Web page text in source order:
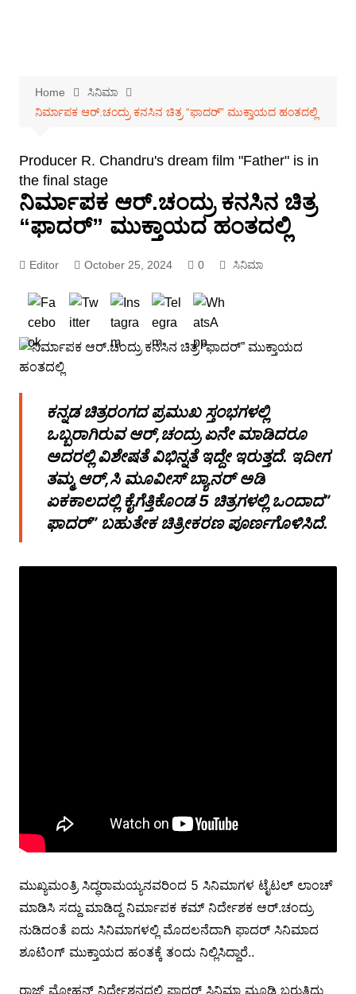
Home
ಸಿನಿಮಾ
ನಿರ್ಮಾಪಕ ಆರ್.ಚಂದ್ರು ಕನಸಿನ ಚಿತ್ರ “ಫಾದರ್” ಮುಕ್ತಾಯದ ಹಂತದಲ್ಲಿ
Producer R. Chandru's dream film "Father" is in
the final stage
ನಿರ್ಮಾಪಕ ಆರ್.ಚಂದ್ರು ಕನಸಿನ ಚಿತ್ರ
“ಫಾದರ್” ಮುಕ್ತಾಯದ ಹಂತದಲ್ಲಿ
Editor October 25, 2024 0 ಸಿನಿಮಾ
ಕನ್ನಡ ಚಿತ್ರರಂಗದ ಪ್ರಮುಖ ಸ್ತಂಭಗಳಲ್ಲಿ
ಒಬ್ಬರಾಗಿರುವ ಆರ್,ಚಂದ್ರು ಏನೇ ಮಾಡಿದರೂ
ಅದರಲ್ಲಿ ವಿಶೇಷತೆ ವಿಭಿನ್ನತೆ ಇದ್ದೇ ಇರುತ್ತದೆ. ಇದೀಗ
ತಮ್ಮ ಆರ್,ಸಿ ಮೂವೀಸ್ ಬ್ಯಾನರ್ ಅಡಿ
ಏಕಕಾಲದಲ್ಲಿ ಕೈಗೆತ್ತಿಕೊಂಡ 5 ಚಿತ್ರಗಳಲ್ಲಿ ಒಂದಾದ”
ಫಾದರ್” ಬಹುತೇಕ ಚಿತ್ರೀಕರಣ ಪೂರ್ಣಗೊಳಿಸಿದೆ.
ಮುಖ್ಯಮಂತ್ರಿ ಸಿದ್ಧರಾಮಯ್ಯನವರಿಂದ 5 ಸಿನಿಮಾಗಳ ಟೈಟಲ್ ಲಾಂಚ್
ಮಾಡಿಸಿ ಸದ್ದು ಮಾಡಿದ್ದ ನಿರ್ಮಾಪಕ ಕಮ್ ನಿರ್ದೇಶಕ ಆರ್.ಚಂದ್ರು
ನುಡಿದಂತೆ ಐದು ಸಿನಿಮಾಗಳಲ್ಲಿ ಮೊದಲನೆದಾಗಿ ಫಾದರ್ ಸಿನಿಮಾದ
ಶೂಟಿಂಗ್ ಮುಕ್ತಾಯದ ಹಂತಕ್ಕೆ ತಂದು ನಿಲ್ಲಿಸಿದ್ದಾರೆ..
ರಾಜ್ ಮೋಹನ್ ನಿರ್ದೇಶನದಲ್ಲಿ ಫಾದರ್ ಸಿನಿಮಾ ಮೂಡಿ ಬರುತ್ತಿದ್ದು